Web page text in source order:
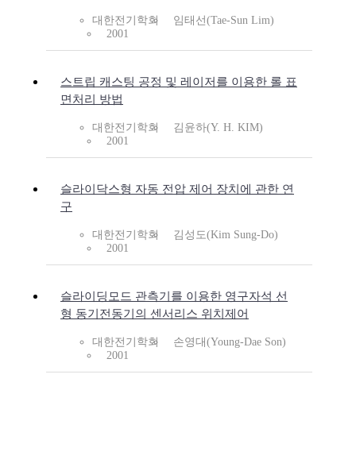
대한전기학회
임태선(Tae-Sun Lim)
2001
스트립 캐스팅 공정 및 레이저를 이용한 롤 표
면처리 방법
대한전기학회
김윤하(Y. H. KIM)
2001
슬라이닥스형 자동 전압 제어 장치에 관한 연
구
대한전기학회
김성도(Kim Sung-Do)
2001
슬라이딩모드 관측기를 이용한 영구자석 선
형 동기전동기의 센서리스 위치제어
대한전기학회
손영대(Young-Dae Son)
2001